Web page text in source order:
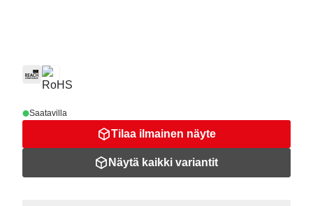
Saatavilla
Tilaa ilmainen näyte
Näytä kaikki variantit